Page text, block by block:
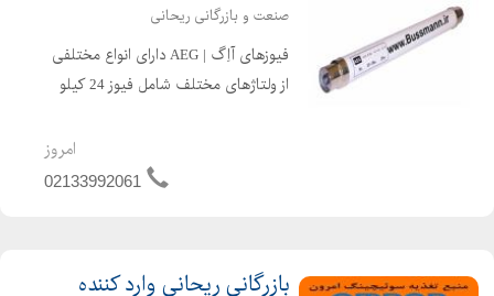
صنعت و بازرگانی ریحانی
فیوزهای آاِگ | AEG دارای انواع مختلفی
از ولتاژهای مختلف شامل فیوز 24 کیلو
ولت، فیوز 12 کیلو ولت می باشد. این
فیوزها دارای جریان های 2، 6 ، 10 ، 16 ،
امروز
02133992061
بازرگانی ریحانی وارد کننده